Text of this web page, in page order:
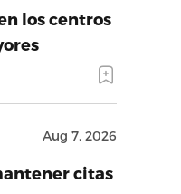
los centros
Aug 7, 2026
citas